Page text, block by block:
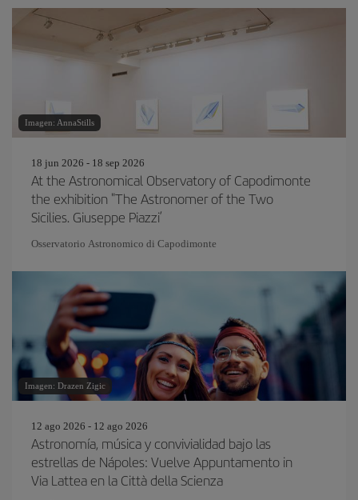
Imagen: AnnaStills
18 jun 2026 - 18 sep 2026
At the Astronomical Observatory of Capodimonte
the exhibition "The Astronomer of the Two
Sicilies. Giuseppe Piazzi’
Osservatorio Astronomico di Capodimonte
Imagen: Drazen Zigic
12 ago 2026 - 12 ago 2026
Astronomía, música y convivialidad bajo las
estrellas de Nápoles: Vuelve Appuntamento in
Via Lattea en la Città della Scienza